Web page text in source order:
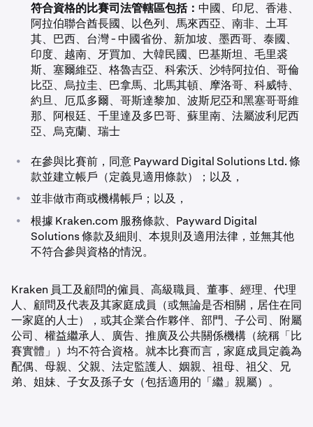
符合資格的比賽司法管轄區包括： 中國、印尼、香港、
阿拉伯聯合酋長國、以色列、馬來西亞、南非、土耳
其、巴西、台灣 - 中國省份、新加坡、墨西哥、泰國、
印度、越南、牙買加、大韓民國、巴基斯坦、毛里裘
斯、塞爾維亞、格魯吉亞、科索沃、沙特阿拉伯、哥倫
比亞、烏拉圭、巴拿馬、北馬其頓、摩洛哥、科威特、
約旦、厄瓜多爾、哥斯達黎加、波斯尼亞和黑塞哥哥維
那、阿根廷、千里達及多巴哥、蘇里南、法屬波利尼西
亞、烏克蘭、瑞士
•
在參與比賽前，同意 Payward Digital Solutions Ltd. 條
款並建立帳戶（定義見適用條款）；以及，
• 並非做市商或機構帳戶；以及，
•
根據 Kraken.com 服務條款、Payward Digital
Solutions 條款及細則、本規則及適用法律，並無其他
不符合參與資格的情況。
Kraken 員工及顧問的僱員、高級職員、董事、經理、代理
人、顧問及代表及其家庭成員（或無論是否相關，居住在同
一家庭的人士），或其企業合作夥伴、部門、子公司、附屬
公司、權益繼承人、廣告、推廣及公共關係機構（統稱「比
賽實體」）均不符合資格。就本比賽而言，家庭成員定義為
配偶、母親、父親、法定監護人、姻親、祖母、祖父、兄
弟、姐妹、子女及孫子女（包括適用的「繼」親屬）。